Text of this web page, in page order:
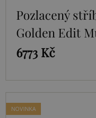
Pozlacený
Golden Edit
6773 Kč
NOVINKA